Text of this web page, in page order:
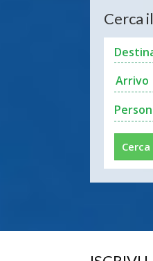
Cerca
Cerca